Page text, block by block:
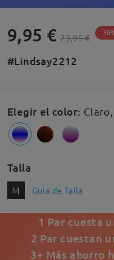
9,95 € 23,95 €
#Lindsay2212
Elegir el color:
Talla
M Guía de Talla
1 Par cuesta
2 Par cuestan
3+ Más ahorro